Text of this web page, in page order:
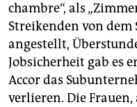
chambre“, als
Streikenden von dem
angestellt,
Jobsicherheit gab es
Accor das
verlieren. Die